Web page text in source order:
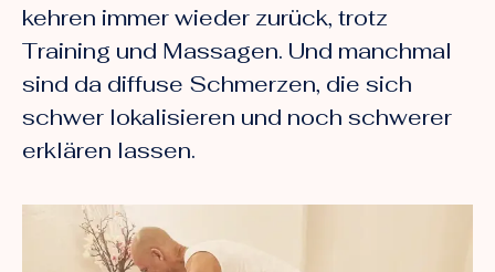
kehren immer wieder zurück, trotz
Training und Massagen. Und manchmal
sind da diffuse Schmerzen, die sich
schwer lokalisieren und noch schwerer
erklären lassen.